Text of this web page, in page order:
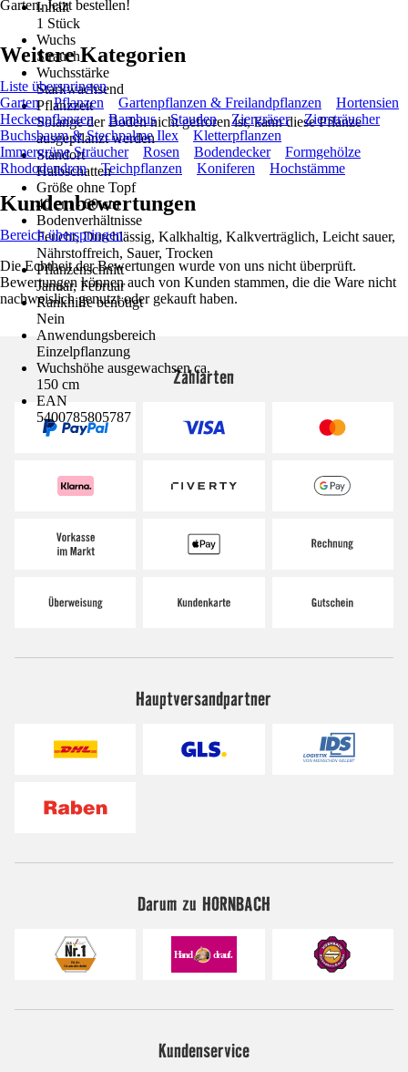
Inhalt
1 Stück
Wuchs
Strauch
Wuchsstärke
Starkwachsend
Pflanzzeit
Solange der Boden nicht gefroren ist, kann diese Pflanze
ausgepflanzt werden
Standort
Halbschatten
Größe ohne Topf
40 cm - 60 cm
Bodenverhältnisse
Feucht, Durchlässig, Kalkhaltig, Kalkverträglich, Leicht sauer,
Nährstoffreich, Sauer, Trocken
Pflanzenschnitt
Januar, Februar
Rankhilfe benötigt
Nein
Anwendungsbereich
Einzelpflanzung
Wuchshöhe ausgewachsen ca.
150 cm
EAN
5400785805787
Garten. Jetzt bestellen!
Weitere Kategorien
Liste überspringen
Garten
Pflanzen Gartenpflanzen & Freilandpflanzen
Hortensien
Heckenpflanzen
Bambus Stauden Ziergräser
Ziersträucher
Buchsbaum & Stechpalme Ilex
Kletterpflanzen
Immergrüne Sträucher
Rosen Bodendecker
Formgehölze
Rhododendron
Teichpflanzen Koniferen Hochstämme
Kundenbewertungen
Bereich überspringen
Die Echtheit der Bewertungen wurde von uns nicht überprüft.
Bewertungen können auch von Kunden stammen, die die Ware nicht
nachweislich genutzt oder gekauft haben.
Zahlarten
Hauptversandpartner
Darum zu HORNBACH
Kundenservice